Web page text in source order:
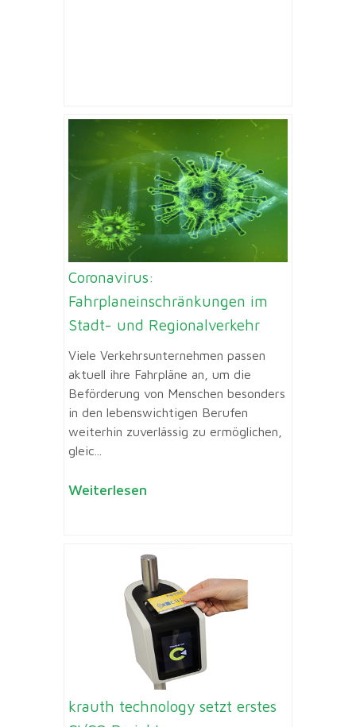
Coronavirus:
Fahrplaneinschränkungen im
Stadt- und Regionalverkehr
Viele Verkehrsunternehmen passen
aktuell ihre Fahrpläne an, um die
Beförderung von Menschen besonders
in den lebenswichtigen Berufen
weiterhin zuverlässig zu ermöglichen,
gleic...
Weiterlesen
krauth technology setzt erstes